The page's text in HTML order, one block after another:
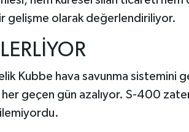
gelişme olarak değerlendiriliyor.
Kubbe hava savunma sistemini
her geçen gün azalıyor. S-400